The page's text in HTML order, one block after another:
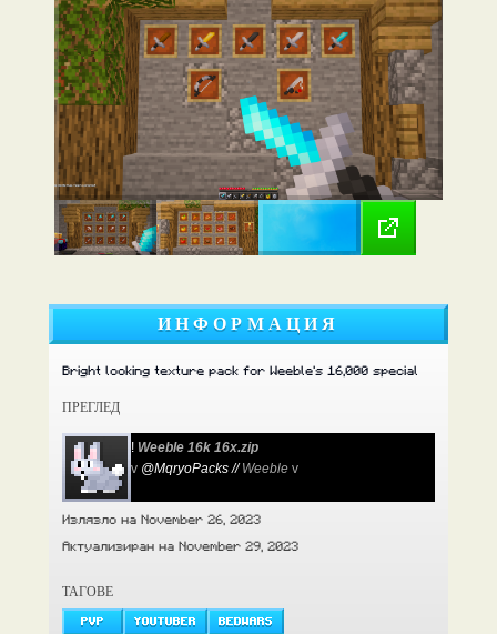
ИНФОРМАЦИЯ
Bright looking texture pack for Weeble's 16,000 special
ПРЕГЛЕД
! Weeble 16k 16x.zip
v @MqryoPacks //Weeble v
Излязло на November 26, 2023
Актуализиран на November 29, 2023
ТАГОВЕ
PVP YOUTUBER BEDWARS